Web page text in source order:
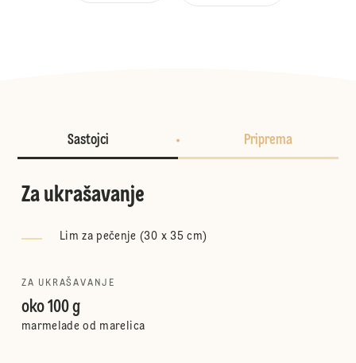
Sastojci Priprema
Za ukrašavanje
Lim za pečenje (30 x 35 cm)
ZA UKRAŠAVANJE
oko 100 g
marmelade od marelica